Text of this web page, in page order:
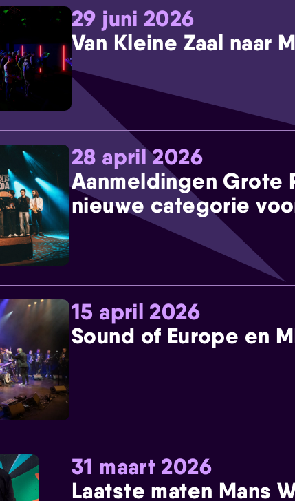
29 juni 2026
Van Kleine Zaal naar
28 april 2026
Aanmeldingen Grote
nieuwe categorie
15 april 2026
Sound of Europe en
31 maart 2026
Laatste maten Mans